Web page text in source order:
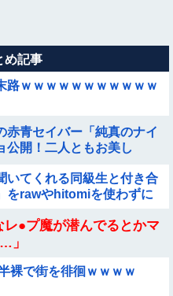
め記事
路ｗｗｗｗｗｗｗｗｗｗｗ
赤青セイバー「純真のナイ
公開！二人ともお美し
いてくれる同級生と付き合
をrawやhitomiを使わずに
●プ魔が潜んでるとかマ
」
裸で街を徘徊ｗｗｗｗ